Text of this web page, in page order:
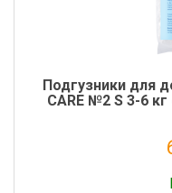
Подгузники для
CARE №2 S 3-6